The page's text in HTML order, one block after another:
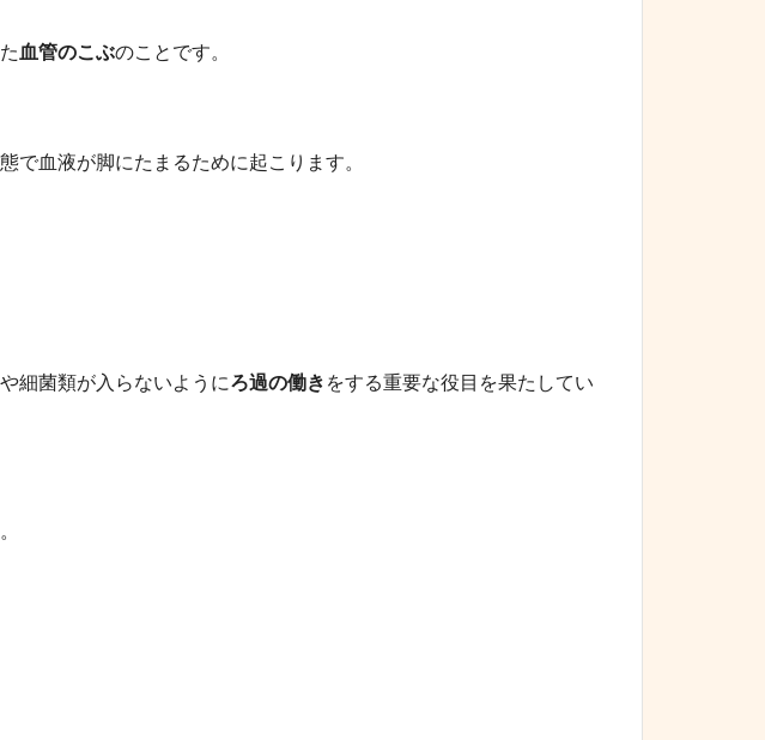
血管のこぶのことです。
で血液が脚にたまるために起こります。
細菌類が入らないようにろ過の働き をする重要な役目を果たしてい